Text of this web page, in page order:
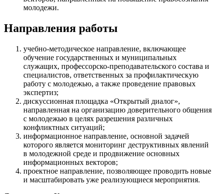
молодежи.
Направления работы
учебно-методическое направление, включающее
обучение государственных и муниципальных
служащих, профессорско-преподавательского состава и
специалистов, ответственных за профилактическую
работу с молодежью, а также проведение правовых
экспертиз;
дискуссионная площадка «Открытый диалог»,
направленная на организацию доверительного общения
с молодежью в целях разрешения различных
конфликтных ситуаций;
информационное направление, основной задачей
которого является мониторинг деструктивных явлений
в молодежной среде и продвижение основных
информационных векторов;
проектное направление, позволяющее проводить новые
и масштабировать уже реализующиеся мероприятия.